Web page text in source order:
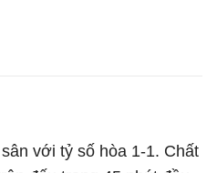
với tỷ số hòa 1-1. Chất